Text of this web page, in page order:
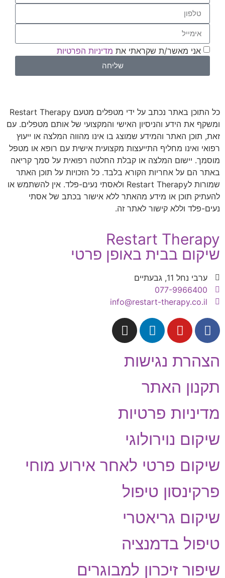
אני מאשר/ת שקראתי את מדיניות הפרטיות
שליחה
כל התוכן באתר נכתב על ידי מטפלים מטעם Restart Therapy
ומשקף את הידע והניסיון האישי והמקצועי של אותם מטפלים. עם
זאת, תוכן האתר והמידע שמוצג בו אינו מהווה המלצה או ייעוץ
רפואי ואינו מחליף התייעצות מקצועית אישית עם רופא או מטפל
מוסמך. יישום המלצה או קבלת החלטה רפואית על סמך קריאה
באתר הם על אחריות הקורא בלבד. כל הזכויות על תוכן האתר
שמורות לRestart Therapy ולאסתי נעים-פלד. אין להשתמש או
להעתיק תוכן או מידע מהאתר ללא אישור בכתב של אסתי
נעים-פלד וללא קישור לאתר זה.
Restart Therapy
שיקום בבית באופן פרטי
ערבי נחל 11, גבעתיים
077-9966400
info@restart-therapy.co.il
הצהרת נגישות
תקנון האתר
מדיניות פרטיות
שיקום נוירולוגי
שיקום פרטי לאחר אירוע מוחי
פרקינסון טיפול
שיקום גריאטרי
טיפול בדמנציה
שיפור זיכרון למבוגרים